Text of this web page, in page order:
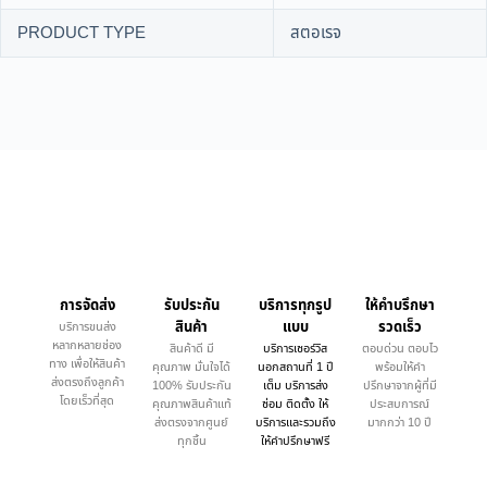
PRODUCT TYPE
สตอเรจ
การจัดส่ง
บริการขนส่ง
หลากหลายช่อง
ทาง เพื่อให้สินค้า
ส่งตรงถึงลูกค้า
โดยเร็วที่สุด
รับประกัน
สินค้า
สินค้าดี มี
คุณภาพ มั่นใจได้
100% รับประกัน
คุณภาพสินค้าแท้
ส่งตรงจากศูนย์
ทุกชิ้น
บริการทุกรูป
แบบ
บริการเซอร์วิส
นอกสถานที่ 1 ปี
เต็ม บริการส่ง
ซ่อม ติดตั้ง ให้
บริการและรวมถึง
ให้คำปรึกษาฟรี
ให้คำบรึกษา
รวดเร็ว
ตอบด่วน ตอบไว
พร้อมให้คำ
ปรึกษาจากผู้ที่มี
ประสบการณ์
มากกว่า 10 ปี